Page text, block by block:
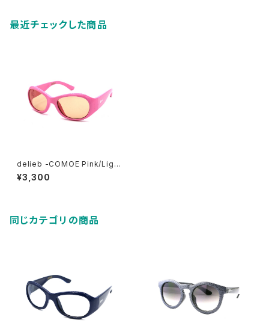
最近チェックした商品
delieb -COMOE Pink/Light
brown- BABYsize
¥3,300
同じカテゴリの商品